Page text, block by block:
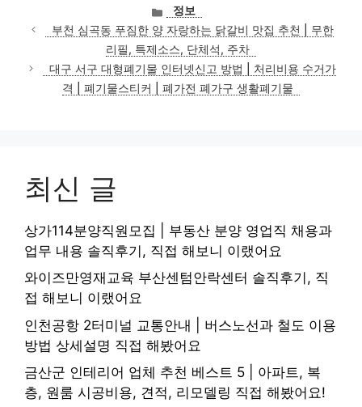
카
테
고
리
정보
부천 심곡동 푸짐한 양 자랑하는 닭갈비 맛집 추천 | 무한
리필, 특제소스, 단체석, 주차
대구 서구 대형폐기물 인터넷신고 방법 | 처리비용 수거가
격 | 폐기물스티커 | 폐가전 폐가구 생활폐기물
최신 글
상가114분양직원모집 | 부동산 분양 영업직 채용과
업무 내용 솔직후기, 직접 해보니 이랬어요
와이즈만영재교육 부산센텀안락센터 솔직후기, 직
접 해보니 이랬어요
인천공항 2터미널 교통안내 | 버스노선과 철도 이용
방법 상세설명 직접 해봤어요
금산군 인테리어 업체 추천 베스트 5 | 아파트, 복
층, 원룸 시공비용, 견적, 리모델링 직접 해봤어요!